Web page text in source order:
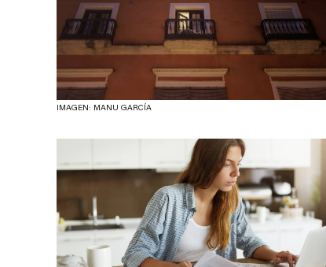
IMAGEN: MANU GARCÍA